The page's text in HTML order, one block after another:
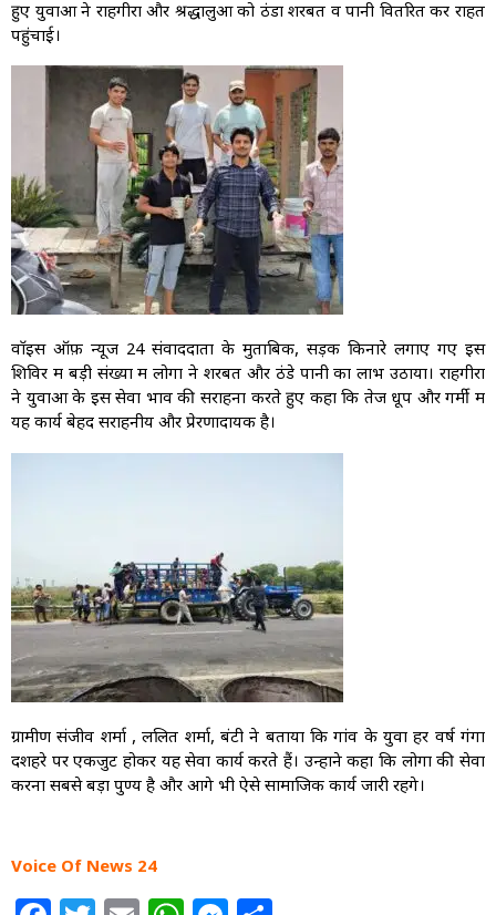
हुए युवाओं ने राहगीरों और श्रद्धालुओं को ठंडा शरबत व पानी वितरित कर राहत
पहुंचाई।
वाॅइस ऑफ़ न्यूज 24 संवाददाता के मुताबिक, सड़क किनारे लगाए गए इस
शिविर में बड़ी संख्या में लोगों ने शरबत और ठंडे पानी का लाभ उठाया। राहगीरों
ने युवाओं के इस सेवा भाव की सराहना करते हुए कहा कि तेज धूप और गर्मी में
यह कार्य बेहद सराहनीय और प्रेरणादायक है।
ग्रामीण संजीव शर्मा , ललित शर्मा, बंटी ने बताया कि गांव के युवा हर वर्ष गंगा
दशहरे पर एकजुट होकर यह सेवा कार्य करते हैं। उन्होंने कहा कि लोगों की सेवा
करना सबसे बड़ा पुण्य है और आगे भी ऐसे सामाजिक कार्य जारी रहेंगे।
Voice Of News 24